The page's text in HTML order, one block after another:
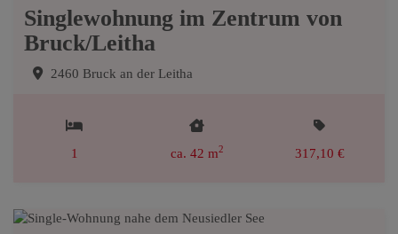
Singlewohnung im Zentrum von
Bruck/Leitha
2460 Bruck an der Leitha
1 ca. 42 m2 317,10 €